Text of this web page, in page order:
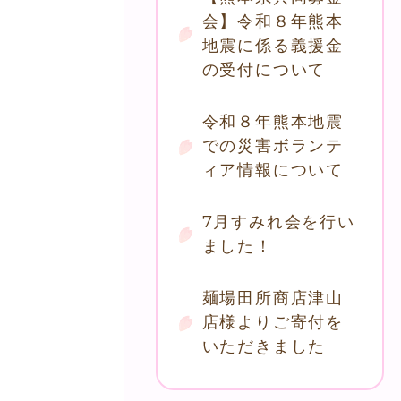
会】令和８年熊本
地震に係る義援金
の受付について
令和８年熊本地震
での災害ボランテ
ィア情報について
7月すみれ会を行い
ました！
麺場田所商店津山
店様よりご寄付を
いただきました